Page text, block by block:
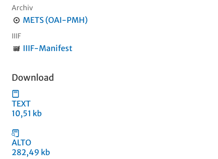
Archiv
METS (OAI-PMH)
IIIF
IIIF-Manifest
Download
TEXT
10,51 kb
ALTO
282,49 kb